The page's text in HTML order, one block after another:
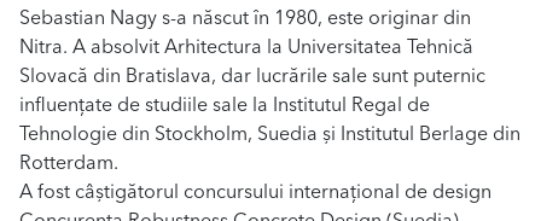
Sebastian Nagy s-a născut în 1980, este originar din
Nitra. A absolvit Arhitectura la Universitatea Tehnică
Slovacă din Bratislava, dar lucrările sale sunt puternic
influențate de studiile sale la Institutul Regal de
Tehnologie din Stockholm, Suedia și Institutul Berlage din
Rotterdam.
A fost câștigătorul concursului internațional de design